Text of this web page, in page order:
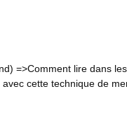
=>Comment lire dans
avec cette technique de